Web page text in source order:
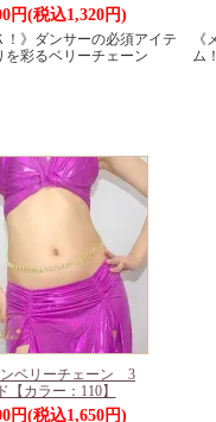
円(税込1,320円)
！》ダンサーの必須アイテ
を彩るベリーチェーン
ム
ンベリーチェーン 3
【カラー：110】
円(税込1,650円)